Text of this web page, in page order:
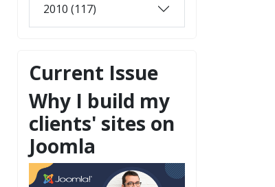
2010 (117)
Current Issue
Why I build my
clients' sites on
Joomla